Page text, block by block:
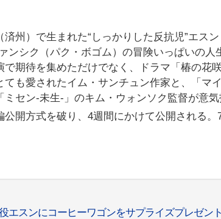
済州）で生まれた“しっかりした反抗児”エス
ンシク（パク・ボゴム）の冒険いっぱいの
で期待を集めただけでなく、ドラマ「椿の花
も愛されたイム・サンチュン作家と、「マ
セン-未生-」のキム・ウォンソク監督が意気
公開方式を破り、4週間にかけて公開される
エスンにコーヒーワゴンをサプライズプレゼント